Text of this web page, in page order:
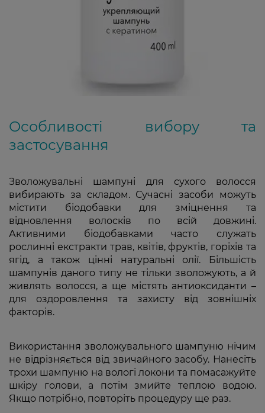
Особливості вибору та
застосування
Зволожувальні шампуні для сухого волосся
вибирають за складом. Сучасні засоби можуть
містити біодобавки для зміцнення та
відновлення волосків по всій довжині.
Активними біодобавками часто служать
рослинні екстракти трав, квітів, фруктів, горіхів та
ягід, а також цінні натуральні олії. Більшість
шампунів даного типу не тільки зволожують, а й
живлять волосся, а ще містять антиоксиданти –
для оздоровлення та захисту від зовнішніх
факторів.
Використання зволожувального шампуню нічим
не відрізняється від звичайного засобу. Нанесіть
трохи шампуню на вологі локони та помасажуйте
шкіру голови, а потім змийте теплою водою.
Якщо потрібно, повторіть процедуру ще раз.